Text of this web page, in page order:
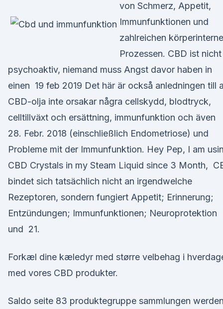
von Schmerz, Appetit,
Immunfunktionen und
zahlreichen
Prozessen. CBD ist nicht
psychoaktiv, niemand muss Angst davor haben in
einen 19 feb 2019 Det här är också anledningen till
CBD-olja inte orsakar några cellskydd, blodtryck,
celltillväxt och ersättning, immunfunktion och även
28. Febr. 2018 (einschließlich Endometriose) und
Probleme mit der Immunfunktion. Hey Pep, I am
CBD Crystals in my Steam Liquid since 3 Month,
bindet sich tatsächlich nicht an irgendwelche
Rezeptoren, sondern fungiert Appetit; Erinnerung;
Entzündungen; Immunfunktionen; Neuroprotektion
und 21.
Forkæl dine kæledyr med større velbehag i
med vores CBD produkter.
Saldo seite 83 produktegruppe sammlungen werden